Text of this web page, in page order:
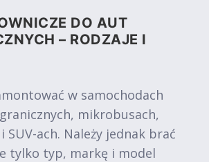
DO AUT
– RODZAJE I
w samochodach
mikrobusach,
SUV-ach. Należy jednak brać
tylko typ, markę i model